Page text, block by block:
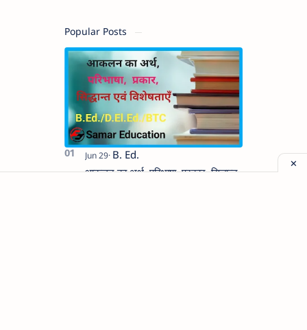
Popular Posts
आकलन का अर्थ, परिभाषा, प्रकार, सिद्धान्त